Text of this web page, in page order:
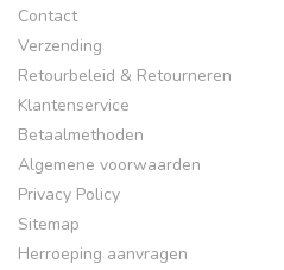
Contact
Verzending
Retourbeleid & Retourneren
Klantenservice
Betaalmethoden
Algemene voorwaarden
Privacy Policy
Sitemap
Herroeping aanvragen